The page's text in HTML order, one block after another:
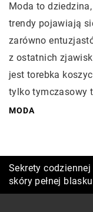
Moda to
trendy pojawiają
zarówno
z ostatnich
jest torebka
tylko tymczasowy
MODA
Eleganckie
Towarzysz Podróży
Sekrety
skóry pełnej blasku
Jak wybrać
outdoorowych i